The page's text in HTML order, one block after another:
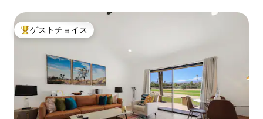
大好評のゲストチョイスです。
ゲストチョイス